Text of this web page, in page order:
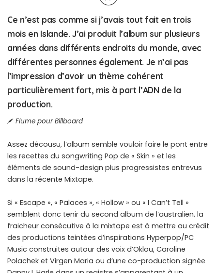
Ce n’est pas comme si j’avais tout fait en trois
mois en Islande. J’ai produit l’album sur plusieurs
années dans différents endroits du monde, avec
différentes personnes également. Je n’ai pas
l’impression d’avoir un thème cohérent
particulièrement fort, mis à part l’ADN de la
production.
Flume pour Billboard
Assez décousu, l’album semble vouloir faire le pont entre
les recettes du songwriting Pop de « Skin » et les
éléments de sound-design plus progressistes entrevus
dans la récente Mixtape.
Si « Escape », « Palaces », « Hollow » ou « I Can’t Tell »
semblent donc tenir du second album de l’australien, la
fraicheur consécutive à la mixtape est à mettre au crédit
des productions teintées d’inspirations Hyperpop/PC
Music construites autour des voix d’Oklou, Caroline
Polachek et Virgen Maria ou d’une co-production signée